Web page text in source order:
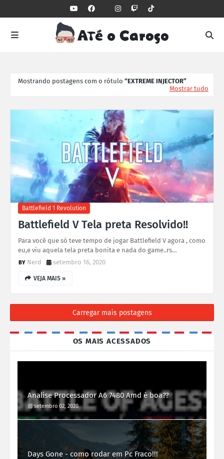
Mostrando postagens com o rótulo
EXTREME INJECTOR
Mostrar tudo
Battlefield 1 Revolution
Battlefield V Tela preta Resolvido!!
Para você que só teve tempo de jogar Battlefield V agora , como
eu,e viu aquela tela preta bonita e nada do game..rs…
Nerd
setembro 16, 2020
VEJA MAIS »
Carregar mais postagens
OS MAIS ACESSADOS
Analise Processador A6 7480 Amd é boa??
setembro 02, 2020
Days Gone - como rodar em Pc Fraco!!!